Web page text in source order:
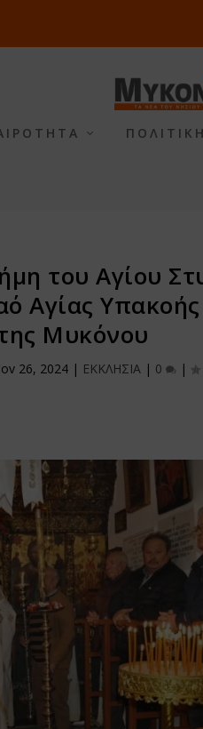
ΠΟΛΙΤΙΚΗ
του Αγίου
Αγίας
Μυκόνου
26, 2024| ΕΚΚΛΗΣΙΑ | 0 |